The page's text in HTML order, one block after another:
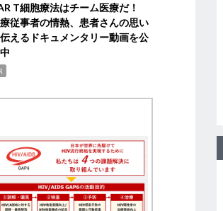
T細胞療法はチーム医療だ！
従事者の情熱、患者さんの思い
えるドキュメンタリー動画を公